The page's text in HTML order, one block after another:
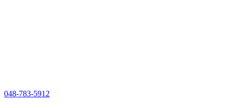
048-783-5912